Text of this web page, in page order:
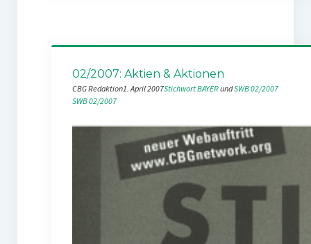
02/2007: Aktien & Aktionen
CBG Redaktion1. April 2007Stichwort BAYER und SWB 02/2007
SWB 02/2007